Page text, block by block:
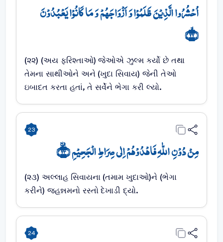
اُحۡشُرُوا الَّذِیۡنَ ظَلَمُوۡا وَ اَزۡوَاجَہُمۡ وَ مَا کَانُوۡا یَعۡبُدُوۡنَ
﴿ۙ۲۲﴾
(૨૨) (અય ફરિશ્તાઓ) જેઓએ ઝુલ્મ કર્યો છે તથા
તેમના સાથીઓને અને (ખુદા સિવાય) જેની તેઓ
ઇબાદત કરતા હતાં, તે સર્વેને ભેગા કરી લ્યો.
23
مِنۡ دُوۡنِ اللّٰہِ فَاہۡدُوۡہُمۡ اِلٰی صِرَاطِ الۡجَحِیۡمِ ﴿ٙ۲۳﴾
(૨૩) અલ્લાહ સિવાયના (તમામ ખુદાઓ)ને (ભેગા
કરીને) જહન્નમનો રસ્તો દેખાડી દ્યો.
24